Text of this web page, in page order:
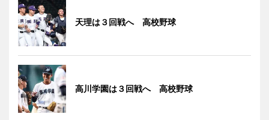
天理は３回戦へ 高校野球
高川学園は３回戦へ 高校野球